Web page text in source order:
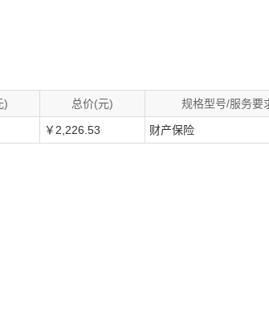
) 总价(元) 规格型号/服务要
￥2,226.53 财产保险